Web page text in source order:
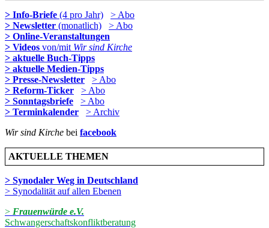
> Info-Briefe (4 pro Jahr)
> Abo
> Newsletter (monatlich)
> Abo
> Online-Veranstaltungen
> Videos von/mit Wir sind Kirche
> aktuelle Buch-Tipps
> aktuelle Medien-Tipps
> Presse-Newsletter
> Abo
> Reform-Ticker
> Abo
> Sonntagsbriefe
> Abo
> Terminkalender
> Archiv
Wir sind Kirche bei facebook
AKTUELLE THEMEN
> Synodaler Weg in Deutschland
> Synodalität auf allen Ebenen
> Frauenwürde e.V.
Schwangerschaftskonfliktberatung